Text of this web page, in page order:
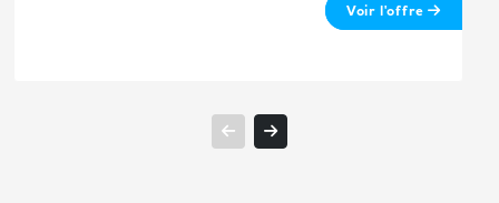
Voir l'offre